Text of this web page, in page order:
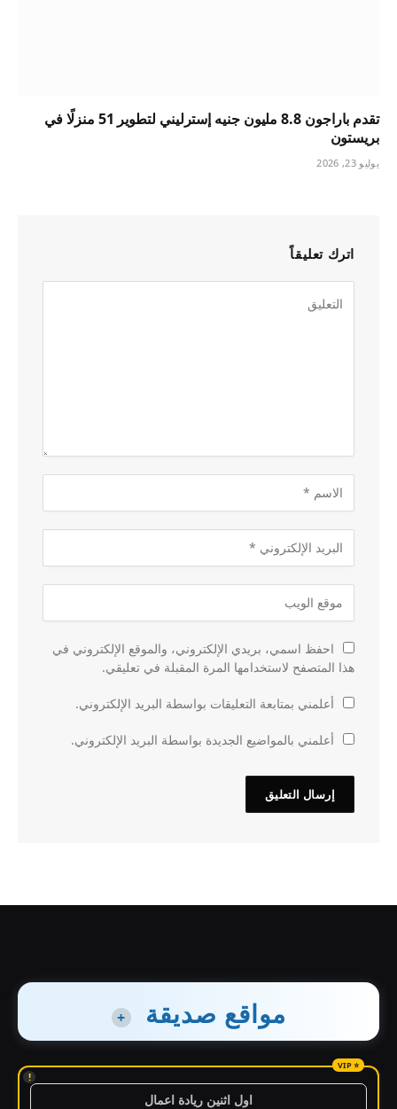
تقدم باراجون 8.8 مليون جنيه إسترليني لتطوير 51 منزلًا في
بريستون
يوليو 23, 2026
اترك تعليقاً
احفظ اسمي، بريدي الإلكتروني، والموقع الإلكتروني في
هذا المتصفح لاستخدامها المرة المقبلة في تعليقي.
أعلمني بمتابعة التعليقات بواسطة البريد الإلكتروني.
أعلمني بالمواضيع الجديدة بواسطة البريد الإلكتروني.
مواقع صديقة +
!
اول اثنين ريادة اعمال